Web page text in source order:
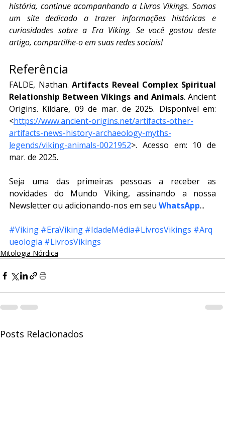
história, continue acompanhando a Livros Vikings. Somos
um site dedicado a trazer informações históricas e
curiosidades sobre a Era Viking. Se você gostou deste
artigo, compartilhe-o em suas redes sociais!
Referência
FALDE, Nathan. Artifacts Reveal Complex Spiritual
Relationship Between Vikings and Animals. Ancient
Origins. Kildare, 09 de mar. de 2025. Disponível em:
<https://www.ancient-origins.net/artifacts-other-
artifacts-news-history-archaeology-myths-
legends/viking-animals-0021952>. Acesso em: 10 de
mar. de 2025.
Seja uma das primeiras pessoas a receber as
novidades do Mundo Viking, assinando a nossa
Newsletter ou adicionando-nos em seu WhatsApp...
#Viking #EraViking #IdadeMédia#LivrosVikings #Arq
ueologia #LivrosVikings
Mitologia Nórdica
Posts Relacionados